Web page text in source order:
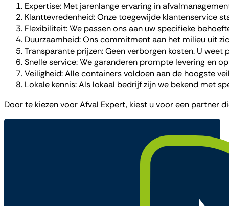
Expertise: Met jarenlange ervaring in
Klanttevredenheid: Onze toegewijde klantenservice
Flexibiliteit: We passen ons aan uw specifieke
Duurzaamheid: Ons commitment aan het milieu uit
Transparante prijzen: Geen verborgen kosten. U
Snelle service: We garanderen prompte levering en
Veiligheid: Alle containers voldoen aan de hoogste
Lokale kennis: Als lokaal bedrijf zijn we bekend met
Door te kiezen voor Afval Expert, kiest u voor een partner